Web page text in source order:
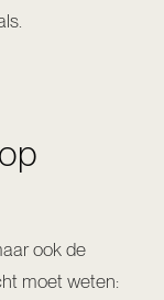
ook de
moet weten: